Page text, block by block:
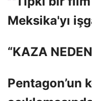
“KAZA
Pentagon’un